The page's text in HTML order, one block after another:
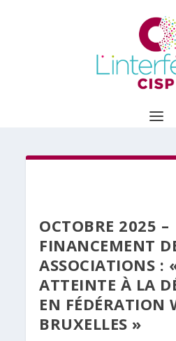
OCTOBRE 2025 –
FINANCEMENT
ASSOCIATIONS :
ATTEINTE À LA
EN FÉDÉRATION
BRUXELLES »